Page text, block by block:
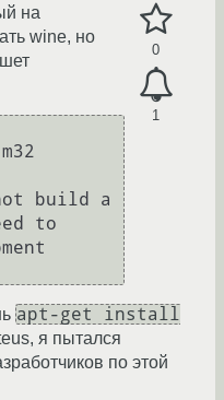
0
1
на
wine, но
build a
to
apt-get install
я пытался
по этой